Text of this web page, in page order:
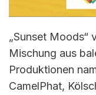
„Sunset Moods“
Mischung aus
Produktionen
CamelPhat,